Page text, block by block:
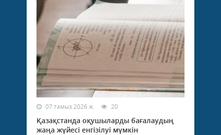
07 тамыз 2026 ж. 20
Қазақстанда оқушыларды бағалаудың
жаңа жүйесі енгізілуі мүмкін